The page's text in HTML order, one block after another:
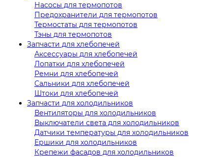
Насосы для термопотов
Предохранители для термопотов
Термостаты для термопотов
Тэны для термопотов
Запчасти для хлебопечей
Аксессуары для хлебопечей
Лопатки для хлебопечей
Ремни для хлебопечей
Сальники для хлебопечей
Штоки для хлебопечей
Запчасти для холодильников
Вентиляторы для холодильников
Выключатели света для холодильников
Датчики температуры для холодильников
Ершики для холодильников
Крепежи фасадов для холодильников